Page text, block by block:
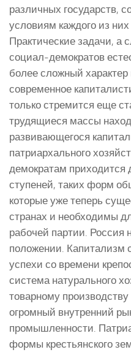
различных государств,
условиям каждого из них
Практические задачи, а
социал-демократов
более сложный характер
современное
только стремится еще
трудящиеся массы
развивающегося
патриархального
демократам приходится
ступеней, таких форм
которые уже теперь
странах и необходимы
рабочей партии. Россия
положении. Капитализм
успехи со времени
система натурального
товарному
огромный внутренний
промышленности.
формы крестьянского